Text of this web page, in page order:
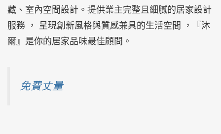
藏、室內空間設計。提供業主完整且細膩的居家設計
服務 ， 呈現創新風格與質感兼具的生活空間 ，『沐
爾』是你的居家品味最佳顧問。
免費丈量